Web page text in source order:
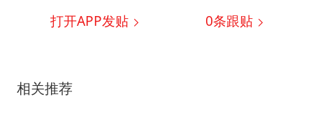
打开APP发贴 0条跟贴
相关推荐